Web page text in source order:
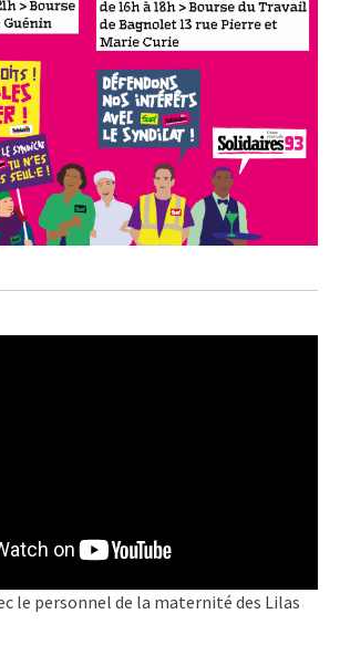
le personnel de la maternité des Lilas